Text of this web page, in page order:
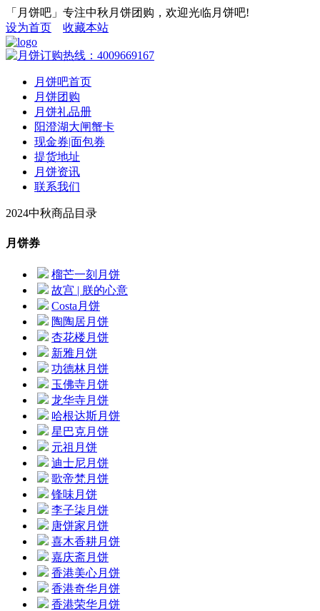
「月饼吧」专注中秋月饼团购，欢迎光临月饼吧!
设为首页
收藏本站
月饼吧首页
月饼团购
月饼礼品册
阳澄湖大闸蟹卡
现金券|面包券
提货地址
月饼资讯
联系我们
2024中秋商品目录
月饼券
榴芒一刻月饼
故宫 | 朕的心意
Costa月饼
陶陶居月饼
杏花楼月饼
新雅月饼
功德林月饼
玉佛寺月饼
龙华寺月饼
哈根达斯月饼
星巴克月饼
元祖月饼
迪士尼月饼
歌帝梵月饼
锋味月饼
李子柒月饼
唐饼家月饼
喜木香耕月饼
嘉庆斋月饼
香港美心月饼
香港奇华月饼
香港荣华月饼